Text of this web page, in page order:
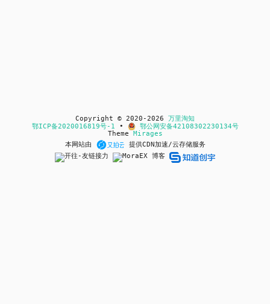
Copyright © 2020-2026 万里淘知
鄂ICP备2020016819号-1 •
鄂公网安备42108302230134号
Theme Mirages
本网站由
提供CDN加速/云存储服务